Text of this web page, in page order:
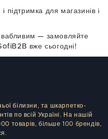
підтримка для магазинів і
— замовляйте
вже сьогодні!
білизни, та шкарпетко-
по всій Україні. На нашій
товарів, більше 100 брендів,